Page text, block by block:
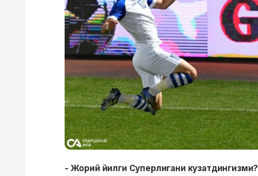
- Жорий йилги Суперлигани кузатдингизми?